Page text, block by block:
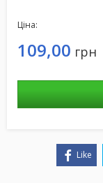
Ціна:
109,00 грн
Like